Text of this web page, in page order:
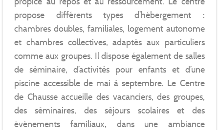
propose différents types d’hébergement :
chambres doubles, familiales, logement autonome
et chambres collectives, adaptés aux particuliers
comme aux groupes. Il dispose également de salles
de séminaire, d’activités pour enfants et d’une
piscine accessible de mai à septembre. Le Centre
de Chausse accueille des vacanciers, des groupes,
des séminaires, des séjours scolaires et des
événements familiaux, dans une ambiance